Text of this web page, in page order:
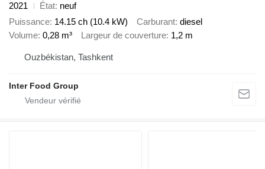
2021
État neuf
Puissance 14.15 ch (10.4 kW) Carburant diesel
Volume 0,28 m³ Largeur de couverture 1,2 m
Ouzbékistan, Tashkent
Inter Food Group